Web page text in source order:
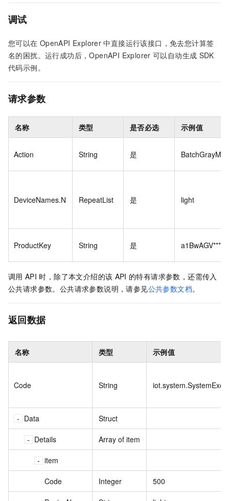
调试
您可以在 OpenAPI Explorer 中直接运行该接口，免去您计算签
名的困扰。运行成功后，OpenAPI Explorer 可以自动生成 SDK
代码示例。
请求参数
名称 类型 是否必选 示例值
Action String 是
DeviceNames.N RepeatList 是 light
ProductKey String 是 a1BwAGV****
调用 API 时，除了本文介绍的该 API 的特有请求参数，还需传入
公共请求参数。公共请求参数说明，请参见公共参数文档。
返回数据
名称 类型 示例值
Code String
Data Struct
Details Array of item
item
Code Integer 500